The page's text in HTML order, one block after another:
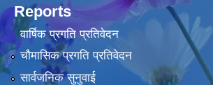
Reports
वार्षिक प्रगति प्रतिवेदन
चौमासिक प्रगति प्रतिवेदन
सार्वजनिक सुनुवाई